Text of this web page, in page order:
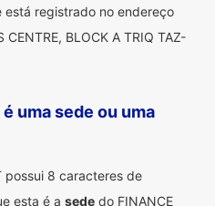
está registrado no endereço
CENTRE, BLOCK A TRIQ TAZ-
uma sede ou uma
possui 8 caracteres de
esta é a sede do FINANCE